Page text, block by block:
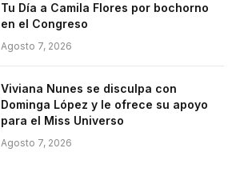
Tu Día a Camila Flores por bochorno
en el Congreso
Agosto 7, 2026
Viviana Nunes se disculpa con
Dominga López y le ofrece su apoyo
para el Miss Universo
Agosto 7, 2026